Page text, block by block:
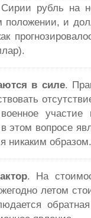
рубль на
положении, и
в силе.
участие
в этом вопросе
никаким образом.
. На
летом